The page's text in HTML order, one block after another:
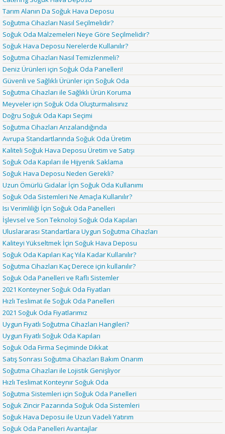
Tarım Alanın Da Soğuk Hava Deposu
Soğutma Cihazları Nasıl Seçilmelidir?
Soğuk Oda Malzemeleri Neye Göre Seçilmelidir?
Soğuk Hava Deposu Nerelerde Kullanılır?
Soğutma Cihazları Nasıl Temizlenmeli?
Deniz Ürünleri için Soğuk Oda Panelleri!
Güvenli ve Sağlıklı Ürünler için Soğuk Oda
Soğutma Cihazları ile Sağlıklı Ürün Koruma
Meyveler için Soğuk Oda Oluşturmalısınız
Doğru Soğuk Oda Kapı Seçimi
Soğutma Cihazları Arızalandığında
Avrupa Standartlarında Soğuk Oda Üretim
Kaliteli Soğuk Hava Deposu Üretim ve Satışı
Soğuk Oda Kapıları ile Hijyenik Saklama
Soğuk Hava Deposu Neden Gerekli?
Uzun Ömürlü Gıdalar İçin Soğuk Oda Kullanımı
Soğuk Oda Sistemleri Ne Amaçla Kullanılır?
Isı Verimliliği İçin Soğuk Oda Panelleri
İşlevsel ve Son Teknoloji Soğuk Oda Kapıları
Uluslararası Standartlara Uygun Soğutma Cihazları
Kaliteyi Yükseltmek İçin Soğuk Hava Deposu
Soğuk Oda Kapıları Kaç Yıla Kadar Kullanılır?
Soğutma Cihazları Kaç Derece için kullanılır?
Soğuk Oda Panelleri ve Raflı Sistemler
2021 Konteyner Soğuk Oda Fiyatları
Hızlı Teslimat ile Soğuk Oda Panelleri
2021 Soğuk Oda Fiyatlarımız
Uygun Fiyatlı Soğutma Cihazları Hangileri?
Uygun Fiyatlı Soğuk Oda Kapıları
Soğuk Oda Firma Seçiminde Dikkat
Satış Sonrası Soğutma Cihazları Bakım Onarım
Soğutma Cihazları ile Lojistik Genişliyor
Hızlı Teslimat Konteynır Soğuk Oda
Soğutma Sistemleri için Soğuk Oda Panelleri
Soğuk Zincir Pazarında Soğuk Oda Sistemleri
Soğuk Hava Deposu ile Uzun Vadeli Yatırım
Soğuk Oda Panelleri Avantajlar